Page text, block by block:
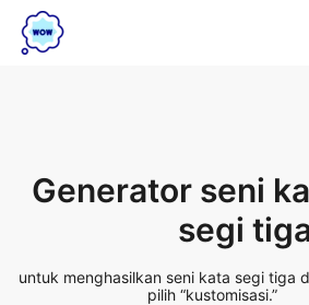
Generator seni
segi
untuk menghasilkan seni kata segi tiga
pilih “kustomisasi.”